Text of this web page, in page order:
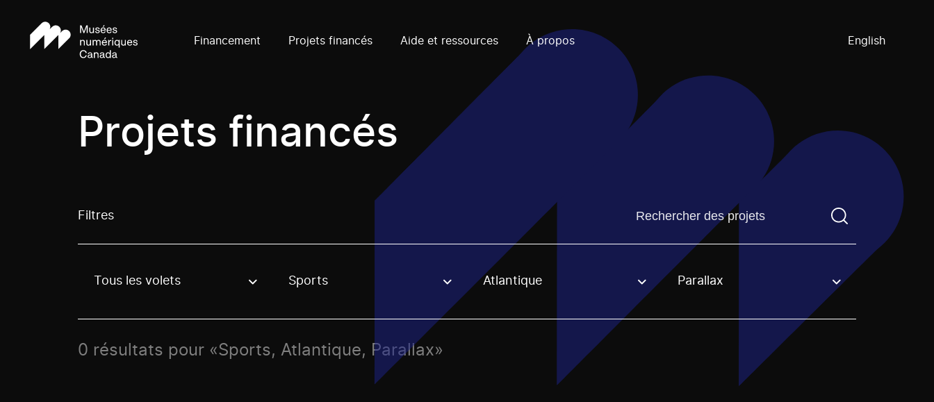
Financement Projets financés Aide et ressources À propos English
Projets financés
Filtres Trouvez un projetVous devez saisir un terme de
Use these options to filter projects by topic, stream or regon. The filter will be applied when selecting an option.
Tous les volets Sports Atlantique Parallax
0 résultats pour «Sports, Atlantique, Parallax»